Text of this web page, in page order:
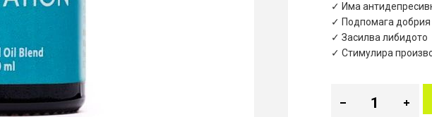
✓ Има
✓ Подпомага добрия
✓ Засилва либидото
✓ Стимулира